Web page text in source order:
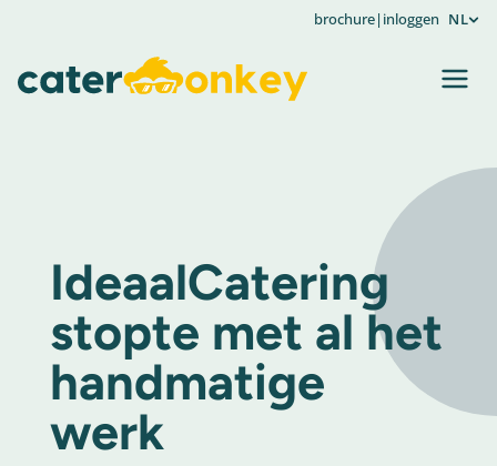
brochure| inloggen NL
IdeaalCatering
stopte met al het
handmatige
werk